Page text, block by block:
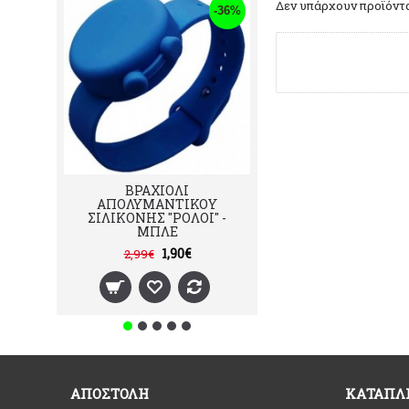
-36%
ΒΡΑΧΙOΛΙ
ΑΠΟΛΥΜΑΝΤΙΚΟY
ΣΙΛΙΚOΝΗΣ "ΡΟΛOΙ" -
ΜΠΛΕ
2,99€ 1,90€
Δεν υπάρχουν
ΑΠΟΣΤΟΛΗ